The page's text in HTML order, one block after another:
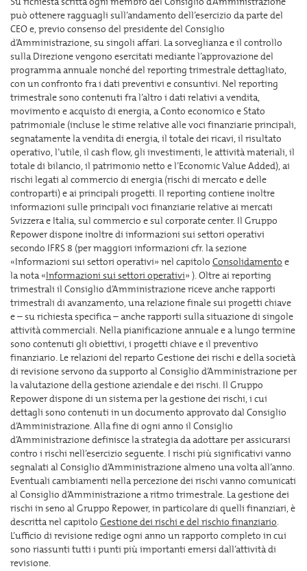
può ottenere ragguagli sull’andamento dell’esercizio da parte del
CEO e, previo consenso del presidente del Consiglio
d’Amministrazione, su singoli affari. La sorveglianza e il controllo
sulla Direzione vengono esercitati mediante l’approvazione del
programma annuale nonché del reporting trimestrale dettagliato,
con un confronto fra i dati preventivi e consuntivi. Nel reporting
trimestrale sono contenuti fra l’altro i dati relativi a vendita,
movimento e acquisto di energia, a Conto economico e Stato
patrimoniale (incluse le stime relative alle voci finanziarie principali,
segnatamente la vendita di energia, il totale dei ricavi, il risultato
operativo, l’utile, il cash flow, gli investimenti, le attività materiali, il
totale di bilancio, il patrimonio netto e l’Economic Value Added), ai
rischi legati al commercio di energia (rischi di mercato e delle
controparti) e ai principali progetti. Il reporting contiene inoltre
informazioni sulle principali voci finanziarie relative ai mercati
Svizzera e Italia, sul commercio e sul corporate center. Il Gruppo
Repower dispone inoltre di informazioni sui settori operativi
secondo IFRS 8 (per maggiori informazioni cfr. la sezione
«Informazioni sui settori operativi» nel capitolo Consolidamento e
la nota «Informazioni sui settori operativi» ). Oltre ai reporting
trimestrali il Consiglio d’Amministrazione riceve anche rapporti
trimestrali di avanzamento, una relazione finale sui progetti chiave
e – su richiesta specifica – anche rapporti sulla situazione di singole
attività commerciali. Nella pianificazione annuale e a lungo termine
sono contenuti gli obiettivi, i progetti chiave e il preventivo
finanziario. Le relazioni del reparto Gestione dei rischi e della società
di revisione servono da supporto al Consiglio d’Amministrazione per
la valutazione della gestione aziendale e dei rischi. Il Gruppo
Repower dispone di un sistema per la gestione dei rischi, i cui
dettagli sono contenuti in un documento approvato dal Consiglio
d’Amministrazione. Alla fine di ogni anno il Consiglio
d’Amministrazione definisce la strategia da adottare per assicurarsi
contro i rischi nell’esercizio seguente. I rischi più significativi vanno
segnalati al Consiglio d’Amministrazione almeno una volta all’anno.
Eventuali cambiamenti nella percezione dei rischi vanno comunicati
al Consiglio d’Amministrazione a ritmo trimestrale. La gestione dei
rischi in seno al Gruppo Repower, in particolare di quelli finanziari, è
descritta nel capitolo Gestione dei rischi e del rischio finanziario.
L’ufficio di revisione redige ogni anno un rapporto completo in cui
sono riassunti tutti i punti più importanti emersi dall’attività di
revisione.